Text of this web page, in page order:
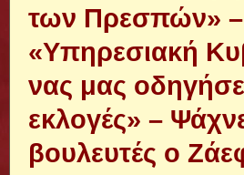
των Πρεσπών» –
«Υπηρεσιακή
νας μας
εκλογές» –
βουλευτές ο